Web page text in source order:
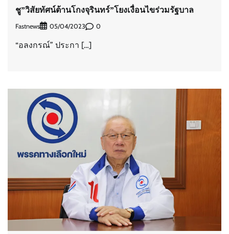
ชู”วิสัยทัศน์ต้านโกงจุรินทร์”โยงเงื่อนไขร่วมรัฐบาล
Fastnews 05/04/2023 0
“อลงกรณ์” ประกา […]